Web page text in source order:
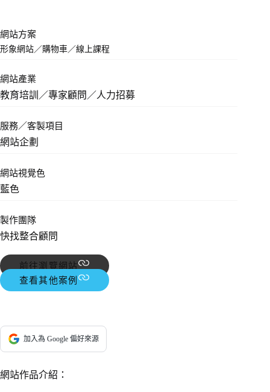
加入為 Google 偏好來源
網站作品介紹：
網站方案
形象網站／購物車／線上課程
網站產業
教育培訓／專家顧問／人力招募
服務／客製項目
網站企劃
網站視覺色
藍色
製作團隊
快找整合顧問
前往瀏覽網站
查看其他案例